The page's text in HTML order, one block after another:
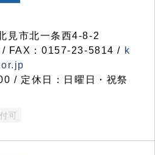
市北一条西4-8-2
FAX：0157-23-5814 / k
/ 定休日：日曜日・祝祭
可